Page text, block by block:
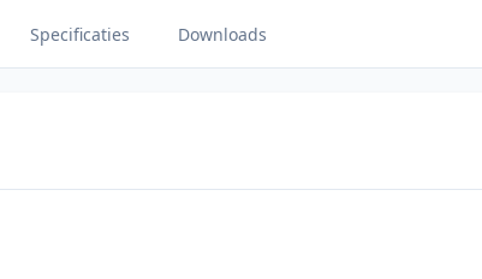
Specificaties Downloads